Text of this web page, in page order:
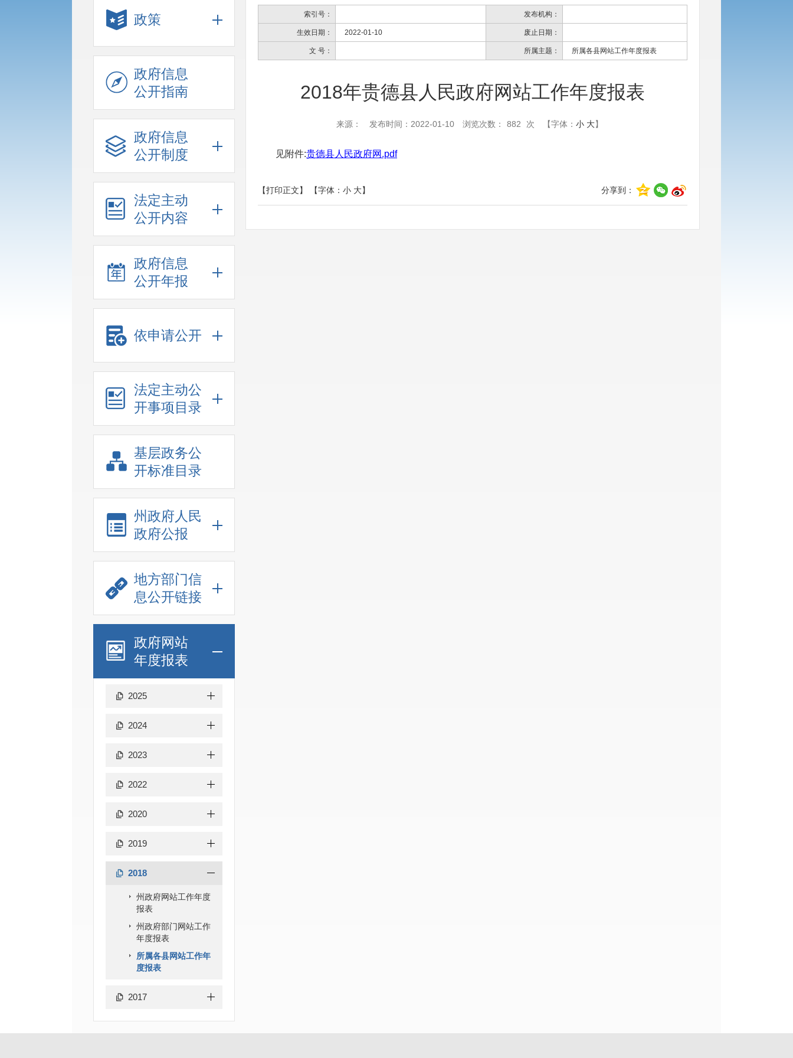
政策
政府信息
公开指南
政府信息
公开制度
法定主动
公开内容
政府信息
公开年报
依申请公开
法定主动公
开事项目录
基层政务公
开标准目录
州政府人民
政府公报
地方部门信
息公开链接
政府网站
年度报表
2025
2024
2023
2022
2020
2019
2018
州政府网站工作年度
报表
州政府部门网站工作
年度报表
所属各县网站工作年
度报表
2017
索引号： 发布机构：
生效日期： 2022-01-10 废止日期：
文 号： 所属主题： 所属各县网站工作年度报表
2018年贵德县人民政府网站工作年度报表
来源： 发布时间：2022-01-10 浏览次数： 882 次 【字体： 小 大】
见附件:贵德县人民政府网.pdf
【打印正文】 分享到：
【字体： 小 大】